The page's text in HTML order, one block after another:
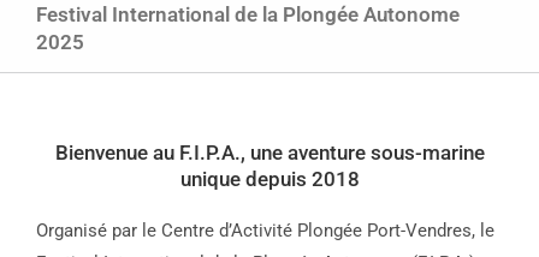
Festival International de la Plongée Autonome
2025
Bienvenue au F.I.P.A., une aventure sous-marine
unique depuis 2018
Organisé par le Centre d’Activité Plongée Port-Vendres, le